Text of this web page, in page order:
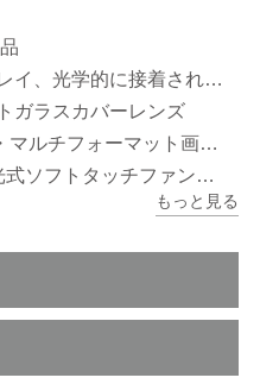
ィングされた安全ガラスによる卓越した可視化能力
ガラスカバーレンズ
理、有線・無線による各種制御オプション
タッチファンクションキー
り、クリーニングと消毒が簡単かつ迅速に行える。
もっと見る